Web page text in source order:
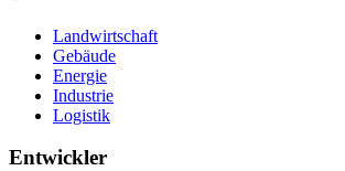
Landwirtschaft
Gebäude
Energie
Industrie
Logistik
Entwickler